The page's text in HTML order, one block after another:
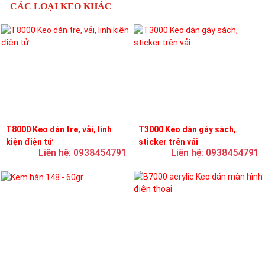
CÁC LOẠI KEO KHÁC
T8000 Keo dán tre, vải, linh
kiện điện tử
Liên hệ: 0938454791
T3000 Keo dán gáy sách,
sticker trên vải
Liên hệ: 0938454791